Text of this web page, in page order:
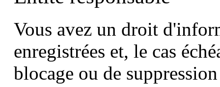
Vous avez un droit
enregistrées et, le cas
blocage ou de